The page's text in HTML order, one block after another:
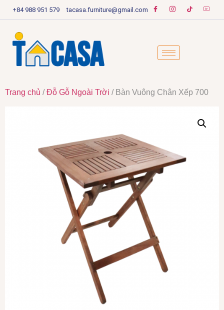
+84 988 951 579 tacasa.furniture@gmail.com
Trang chủ /Đỗ Gỗ Ngoài Trời / Bàn Vuông Chân Xếp 700